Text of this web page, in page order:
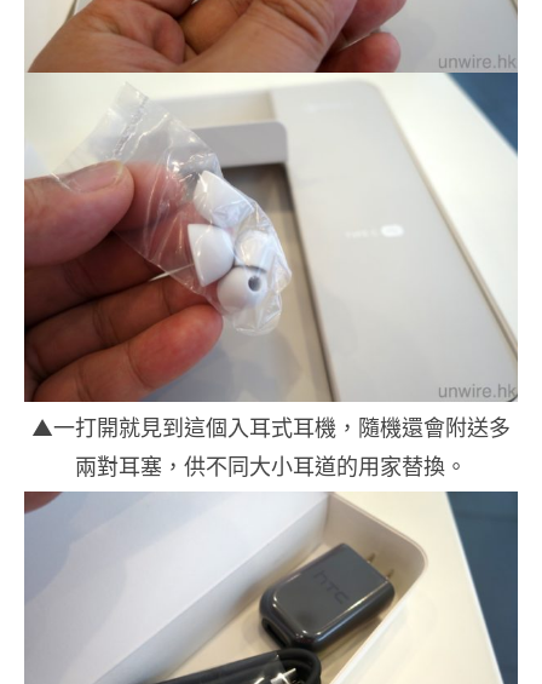
▲一打開就見到這個入耳式耳機，隨機還會附送多
兩對耳塞，供不同大小耳道的用家替換。